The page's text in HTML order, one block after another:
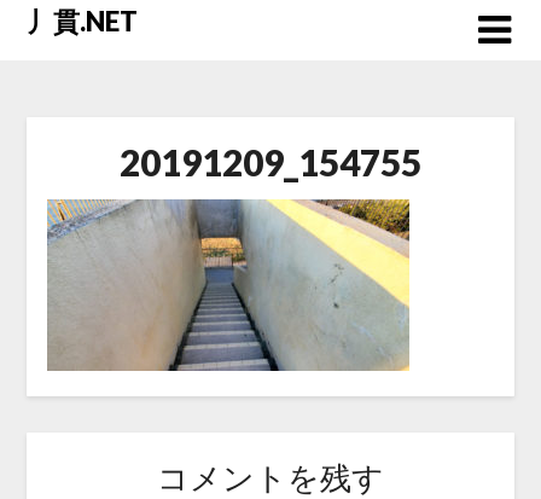
Skip丿貫.NET
20191209_154755
コメントを残す